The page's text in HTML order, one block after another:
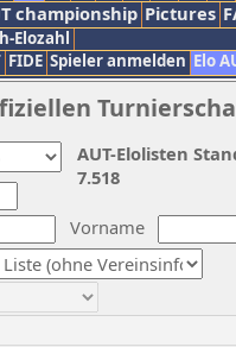
championship Pictures
Elozahl
FIDE Spieler anmelden Elo
Vorname
AUT-Elolisten
7.518